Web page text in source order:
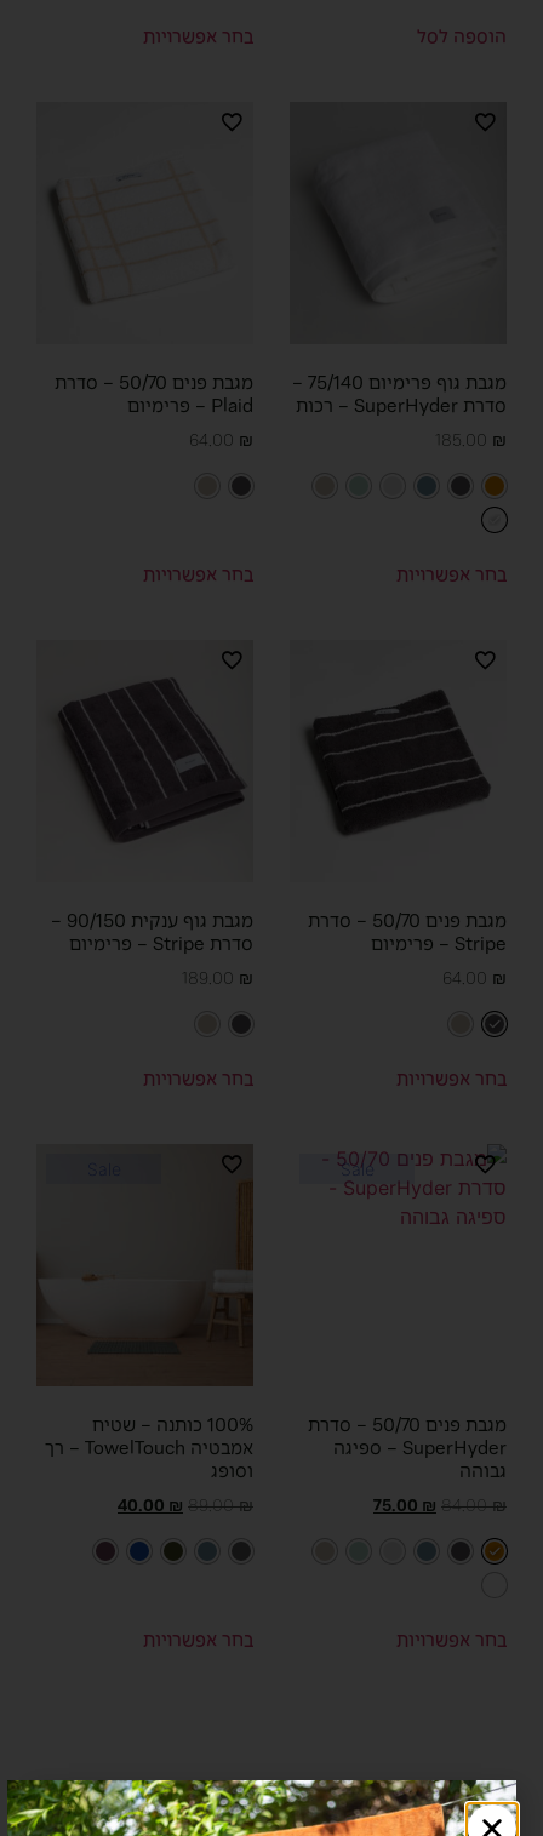
הוספה לסל בחר אפשרויות
מגבת גוף פרימיום 75/140 –
סדרת SuperHyder – רכות
185.00 ₪
בחר אפשרויות
מגבת פנים 50/70 – סדרת
Plaid – פרימיום
64.00 ₪
בחר אפשרויות
מגבת פנים 50/70 – סדרת
Stripe – פרימיום
64.00 ₪
בחר אפשרויות
מגבת גוף ענקית 90/150 –
סדרת Stripe – פרימיום
189.00 ₪
בחר אפשרויות
Sale
מגבת פנים 50/70 – סדרת
SuperHyder – ספיגה
גבוהה
84.00₪
75.00 ₪
בחר אפשרויות
100% כותנה – שטיח
אמבטיה TowelTouch – רך
וסופג
89.00₪
40.00 ₪
בחר אפשרויות